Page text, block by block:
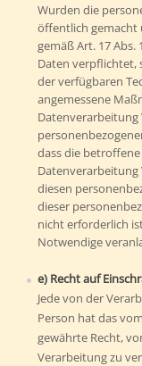
Wurden die
öffentlich gemacht
gemäß Art. 17 Abs.
Daten verpflichtet,
der verfügbaren
angemessene
dass die
Datenverarbeitung
diesen
dieser
nicht erforderlich
Notwendige
e) Recht auf
Jede von der
Person hat das
gewährte Recht,
Verarbeitung zu